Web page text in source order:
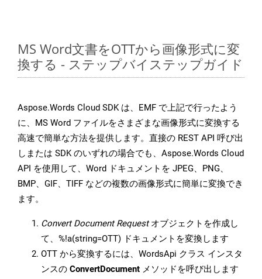
MS Word文書をOTTから画像形式に変
換する - ステップバイステップガイド
Aspose.Words Cloud SDK は、EMF で上記で行ったよう
に、MS Word ファイルをさまざまな画像形式に変換する
高速で簡単な方法を提供します。直接の REST API 呼び出
しまたは SDK のいずれの場合でも、Aspose.Words Cloud
API を使用して、Word ドキュメントを JPEG、PNG、
BMP、GIF、TIFF などの複数の画像形式に簡単に変換でき
ます。
Convert Document Requestオブジェクトを作成し
て、%!a(string=OTT) ドキュメントを変換します
OTT から変換するには、WordsApi クラス インスタ
ンスの ConvertDocument メソッドを呼び出します